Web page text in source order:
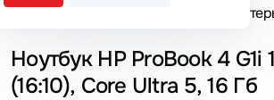
Главная
Ноутбук HP ProBook 4 G1i
(16:10), Core Ultra 5, 16 Гб